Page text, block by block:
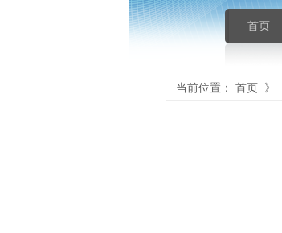
首页
当前位置： 首页 》